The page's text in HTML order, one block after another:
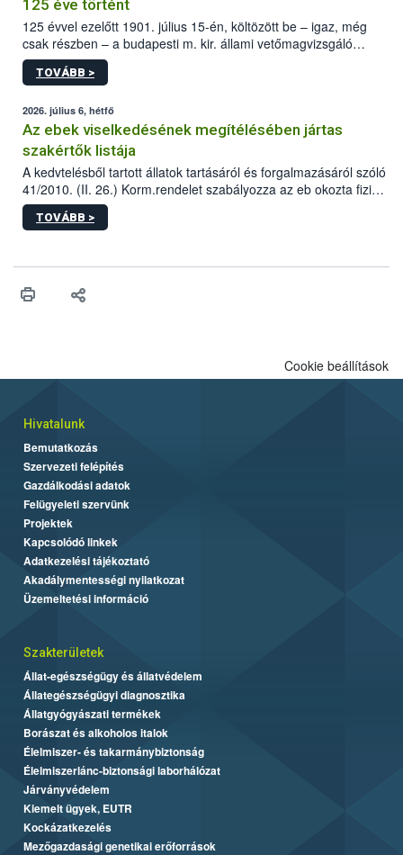
125 éve történt
125 évvel ezelőtt 1901. július 15-én, költözött be – igaz, még
csak részben – a budapesti m. kir. állami vetőmagvizsgáló
állomás a Kis Rókus utca 15. szám alatti, Czigler Győző által
tervezett új épületébe.
TOVÁBB >
2026. július 6, hétfő
Az ebek viselkedésének megítélésében jártas
szakértők listája
A kedvtelésből tartott állatok tartásáról és forgalmazásáról szóló
41/2010. (II. 26.) Korm.rendelet szabályozza az eb okozta fizikai
sérülés, illetve ennek veszélye keletkezésekor felmerülő
hatósági feladatokat, valamint a veszélyes eb tartását és annak
TOVÁBB >
Cookie beállítások
Hivatalunk
Bemutatkozás
Szervezeti felépítés
Gazdálkodási adatok
Felügyeleti szervünk
Projektek
Kapcsolódó linkek
Adatkezelési tájékoztató
Akadálymentességi nyilatkozat
Üzemeltetési információ
Szakterületek
Állat-egészségügy és állatvédelem
Állategészségügyi diagnosztika
Állatgyógyászati termékek
Borászat és alkoholos italok
Élelmiszer- és takarmánybiztonság
Élelmiszerlánc-biztonsági laborhálózat
Járványvédelem
Kiemelt ügyek, EUTR
Kockázatkezelés
Mezőgazdasági genetikai erőforrások